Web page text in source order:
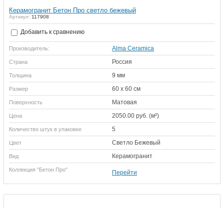
Керамогранит Бетон Про светло бежевый
Артикул: 117908
Добавить к сравнению
Производитель: Alma Ceramica
Страна Россия
Толщина 9 мм
Размер 60 х 60 см
Поверхность Матовая
Цена 2050.00 руб. (м²)
Количество штук в упаковке 5
Цвет Светло Бежевый
Вид Керамогранит
Коллекция "Бетон Про" Перейти